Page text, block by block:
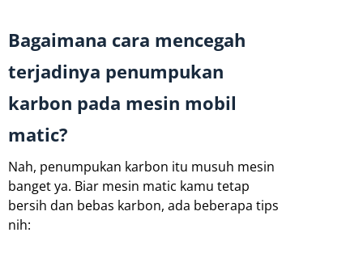
Bagaimana cara mencegah
terjadinya penumpukan
karbon pada mesin mobil
matic?
Nah, penumpukan karbon itu musuh mesin
banget ya. Biar mesin matic kamu tetap
bersih dan bebas karbon, ada beberapa tips
nih: